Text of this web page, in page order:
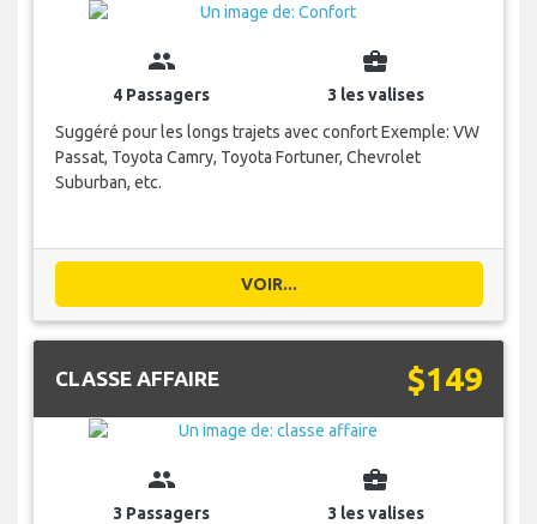
group
4 Passagers
business_center
3 les valises
Suggéré pour les longs trajets avec confort Exemple: VW
Passat, Toyota Camry, Toyota Fortuner, Chevrolet
Suburban, etc.
VOIR...
CLASSE AFFAIRE $149
group
3 Passagers
business_center
3 les valises